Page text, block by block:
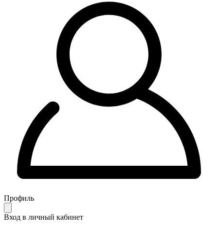
Профиль
Вход в личный кабинет